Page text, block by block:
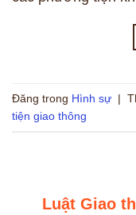
Đăng trong Hình sự |
tiện giao thông
Luật Giao